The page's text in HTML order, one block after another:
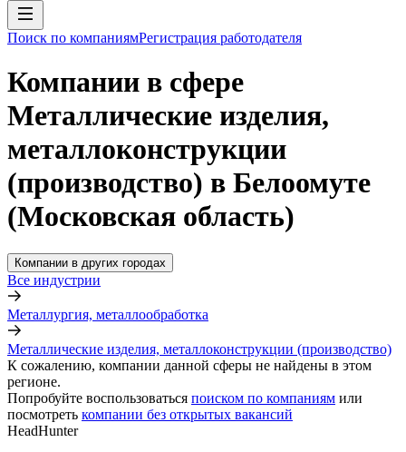
Поиск по компаниямРегистрация работодателя
Компании в сфере
Металлические изделия,
металлоконструкции
(производство) в Белоомуте
(Московская область)
Компании в других городах
Все индустрии
Металлургия, металлообработка
Металлические изделия, металлоконструкции (производство)
К сожалению, компании данной сферы не найдены в этом
регионе.
Попробуйте воспользоваться поиском по компаниям или
посмотреть компании без открытых вакансий
HeadHunter